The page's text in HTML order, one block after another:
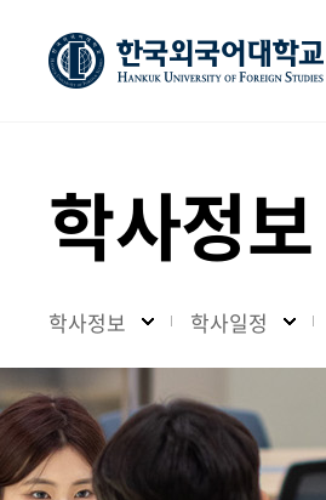
학사정보
학사정보 학사일정